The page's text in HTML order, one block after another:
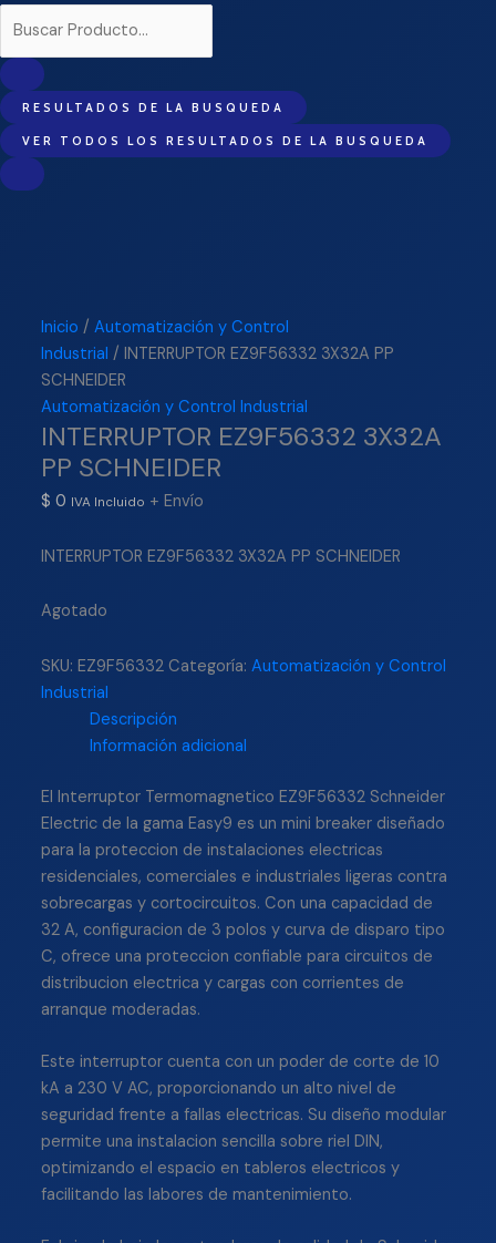
RESULTADOS DE LA BUSQUEDA
VER TODOS LOS RESULTADOS DE LA BUSQUEDA
Inicio /Automatización y Control
Industrial / INTERRUPTOR EZ9F56332 3X32A PP
SCHNEIDER
Automatización y Control Industrial
INTERRUPTOR EZ9F56332 3X32A
PP SCHNEIDER
$ 0 IVA Incluido + Envío
INTERRUPTOR EZ9F56332 3X32A PP SCHNEIDER
Agotado
SKU:EZ9F56332 Categoría:Automatización y Control
Industrial
Descripción
Información adicional
El Interruptor Termomagnetico EZ9F56332 Schneider
Electric de la gama Easy9 es un mini breaker diseñado
para la proteccion de instalaciones electricas
residenciales, comerciales e industriales ligeras contra
sobrecargas y cortocircuitos. Con una capacidad de
32 A, configuracion de 3 polos y curva de disparo tipo
C, ofrece una proteccion confiable para circuitos de
distribucion electrica y cargas con corrientes de
arranque moderadas.
Este interruptor cuenta con un poder de corte de 10
kA a 230 V AC, proporcionando un alto nivel de
seguridad frente a fallas electricas. Su diseño modular
permite una instalacion sencilla sobre riel DIN,
optimizando el espacio en tableros electricos y
facilitando las labores de mantenimiento.